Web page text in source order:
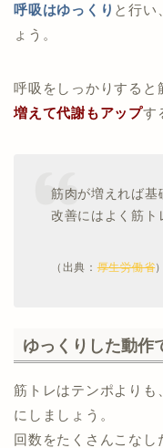
呼吸はゆっくり と行い
ょう。
呼吸をしっかりすると
増えて代謝もアップす
筋肉が増えれば基
改善にはよく筋ト
（出典：厚生労働省）
ゆっくりした動作
筋トレはテンポよりも
にしましょう。
回数をたくさんこな